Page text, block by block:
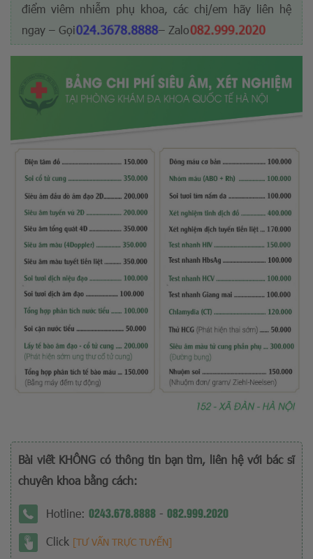
điểm viêm nhiễm phụ khoa, các chị/em hãy liên hệ
ngay – Gọi024.3678.8888– Zalo082.999.2020
Bài viết KHÔNG có thông tin bạn tìm, liên hệ với bác sĩ
chuyên khoa bằng cách:
Hotline: 0243.678.8888 - 082.999.2020
Click [TƯ VẤN TRỰC TUYẾN]